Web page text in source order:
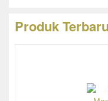
Produk Terbaru